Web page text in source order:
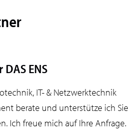
ENS
IT- & Netzwerktechnik
berate und unterstütze ich Sie
Ich freue mich auf Ihre Anfrage.